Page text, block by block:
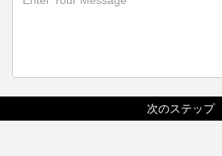
次のステップ